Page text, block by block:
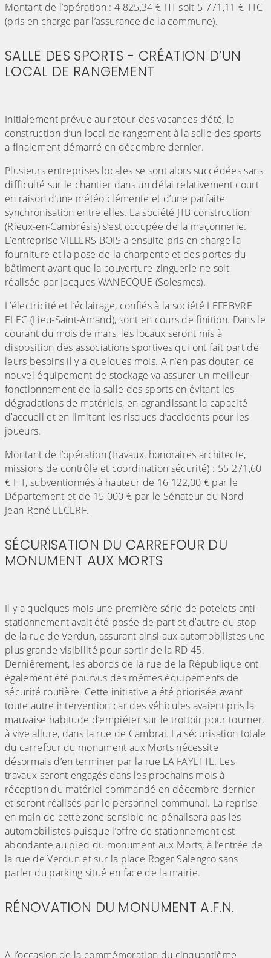
Montant de l’opération : 4 825,34 € HT soit 5 771,11 € TTC
(pris en charge par l’assurance de la commune).
SALLE DES SPORTS - CRÉATION D’UN
LOCAL DE RANGEMENT
Initialement prévue au retour des vacances d’été, la
construction d’un local de rangement à la salle des sports
a finalement démarré en décembre dernier.
Plusieurs entreprises locales se sont alors succédées sans
difficulté sur le chantier dans un délai relativement court
en raison d’une météo clémente et d’une parfaite
synchronisation entre elles. La société JTB construction
(Rieux-en-Cambrésis) s’est occupée de la maçonnerie.
L’entreprise VILLERS BOIS a ensuite pris en charge la
fourniture et la pose de la charpente et des portes du
bâtiment avant que la couverture-zinguerie ne soit
réalisée par Jacques WANECQUE (Solesmes).
L’électricité et l’éclairage, confiés à la société LEFEBVRE
ELEC (Lieu-Saint-Amand), sont en cours de finition. Dans le
courant du mois de mars, les locaux seront mis à
disposition des associations sportives qui ont fait part de
leurs besoins il y a quelques mois. A n’en pas douter, ce
nouvel équipement de stockage va assurer un meilleur
fonctionnement de la salle des sports en évitant les
dégradations de matériels, en agrandissant la capacité
d’accueil et en limitant les risques d’accidents pour les
joueurs.
Montant de l’opération (travaux, honoraires architecte,
missions de contrôle et coordination sécurité) : 55 271,60
€ HT, subventionnés à hauteur de 16 122,00 € par le
Département et de 15 000 € par le Sénateur du Nord
Jean-René LECERF.
SÉCURISATION DU CARREFOUR DU
MONUMENT AUX MORTS
Il y a quelques mois une première série de potelets anti-
stationnement avait été posée de part et d’autre du stop
de la rue de Verdun, assurant ainsi aux automobilistes une
plus grande visibilité pour sortir de la RD 45.
Dernièrement, les abords de la rue de la République ont
également été pourvus des mêmes équipements de
sécurité routière. Cette initiative a été priorisée avant
toute autre intervention car des véhicules avaient pris la
mauvaise habitude d’empiéter sur le trottoir pour tourner,
à vive allure, dans la rue de Cambrai. La sécurisation totale
du carrefour du monument aux Morts nécessite
désormais d’en terminer par la rue LA FAYETTE. Les
travaux seront engagés dans les prochains mois à
réception du matériel commandé en décembre dernier
et seront réalisés par le personnel communal. La reprise
en main de cette zone sensible ne pénalisera pas les
automobilistes puisque l’offre de stationnement est
abondante au pied du monument aux Morts, à l’entrée de
la rue de Verdun et sur la place Roger Salengro sans
parler du parking situé en face de la mairie.
RÉNOVATION DU MONUMENT A.F.N.
A l’occasion de la commémoration du cinquantième